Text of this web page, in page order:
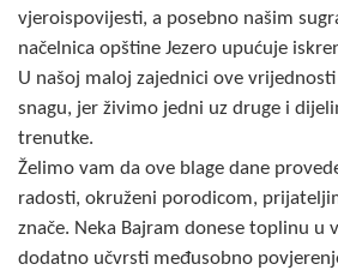
Скупштинско вијеће
Састав Скупштине
Службени Гласници
ОПШТИНСКА
ИНФО
vjeroispovijesti, a posebno našim
načelnica opštine Jezero upućuje
U našoj maloj zajednici ove
snagu, jer živimo jedni uz druge i
trenutke.
Želimo vam da ove blage dane
radosti, okruženi porodicom,
znače. Neka Bajram donese toplinu u
dodatno učvrsti međusobno